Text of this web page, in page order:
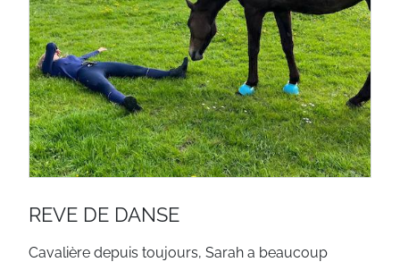
REVE DE DANSE
Cavalière depuis toujours, Sarah a beaucoup